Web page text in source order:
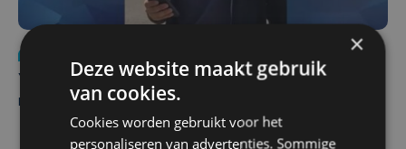
Yaro (19), slachtoffer van vechtpartij, is na
maandenlange coma overleden
×
Deze website maakt gebruik
van cookies.
Cookies worden gebruikt voor het
personaliseren van advertenties. Sommige